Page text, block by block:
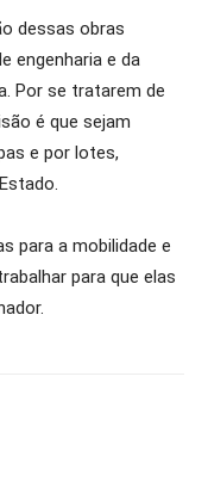
dessas obras
engenharia e da
Por se tratarem de
é que sejam
e por lotes,
para a mobilidade e
para que elas